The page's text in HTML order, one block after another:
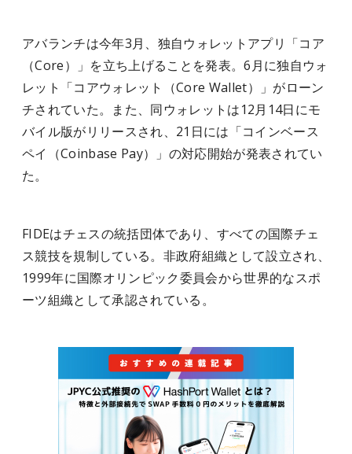
アバランチは今年3月、独自ウォレットアプリ「コア
（Core）」を立ち上げることを発表。6月に独自ウォ
レット「コアウォレット（Core Wallet）」がローン
チされていた。また、同ウォレットは12月14日にモ
バイル版がリリースされ、21日には「コインベース
ペイ（Coinbase Pay）」の対応開始が発表されてい
た。
FIDEはチェスの統括団体であり、すべての国際チェ
ス競技を規制している。非政府組織として設立され、
1999年に国際オリンピック委員会から世界的なスポ
ーツ組織として承認されている。